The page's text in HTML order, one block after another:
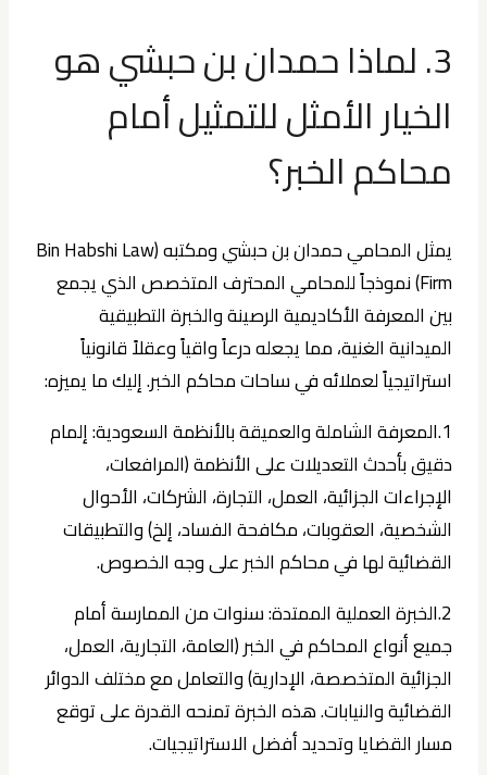
3. لماذا حمدان بن حبشي هو
الخيار الأمثل للتمثيل أمام
محاكم الخبر؟
يمثل المحاميحمدان بن حبشي
ومكتبه (Bin Habshi Law
Firm) نموذجاً للمحامي المحترف المتخصص الذي يجمع
بين المعرفة الأكاديمية الرصينة والخبرة التطبيقية
الميدانية الغنية، مما يجعله درعاً واقياً وعقلاً قانونياً
استراتيجياً لعملائه في ساحات محاكم الخبر. إليك ما يميزه:
1.المعرفة الشاملة والعميقة بالأنظمة السعودية:
إلمام
دقيق بأحدث التعديلات على الأنظمة (المرافعات،
الإجراءات الجزائية، العمل، التجارة، الشركات، الأحوال
الشخصية، العقوبات، مكافحة الفساد، إلخ) والتطبيقات
القضائية لها في محاكم الخبر على وجه الخصوص.
2.الخبرة العملية الممتدة:
سنوات من الممارسة أمام
جميع أنواع المحاكم في الخبر (العامة، التجارية، العمل،
الجزائية المتخصصة، الإدارية) والتعامل مع مختلف الدوائر
القضائية والنيابات. هذه الخبرة تمنحه القدرة على توقع
مسار القضايا وتحديد أفضل الاستراتيجيات.